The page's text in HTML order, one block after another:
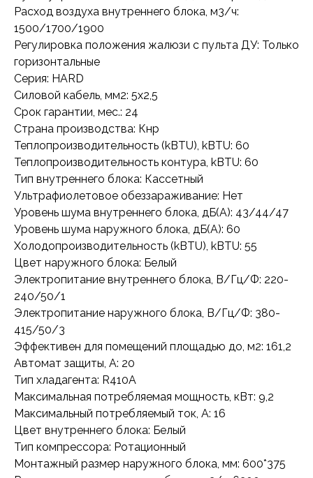
Расход воздуха внутреннего блока, м3/ч:
1500/1700/1900
Регулировка положения жалюзи с пульта ДУ: Только
горизонтальные
Серия: HARD
Силовой кабель, мм2: 5x2,5
Срок гарантии, мес.: 24
Страна производства: Кнр
Теплопроизводительность (kBTU), kBTU: 60
Теплопроизводительность контура, kBTU: 60
Тип внутреннего блока: Кассетный
Ультрафиолетовое обеззараживание: Нет
Уровень шума внутреннего блока, дБ(А): 43/44/47
Уровень шума наружного блока, дБ(А): 60
Холодопроизводительность (kBTU), kBTU: 55
Цвет наружного блока: Белый
Электропитание внутреннего блока, В/Гц/Ф: 220-
240/50/1
Электропитание наружного блока, В/Гц/Ф: 380-
415/50/3
Эффективен для помещений площадью до, м2: 161,2
Автомат защиты, А: 20
Тип хладагента: R410A
Максимальная потребляемая мощность, кВт: 9,2
Максимальный потребляемый ток, А: 16
Цвет внутреннего блока: Белый
Тип компрессора: Ротационный
Монтажный размер наружного блока, мм: 600*375